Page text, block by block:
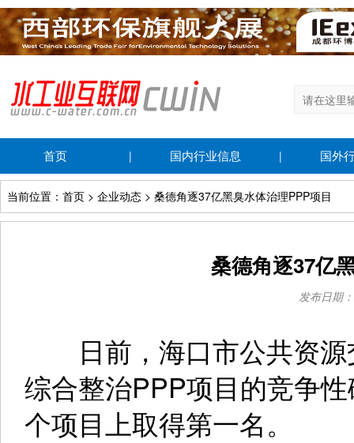
首页 | 国内行业信息 | 国外
当前位置：首页 > 企业动态 > 桑德角逐37亿黑臭水体治理PPP项目
桑德角逐37亿
发布日期
日前，海口市公共资源
综合整治PPP项目的竞争
个项目上取得第一名。